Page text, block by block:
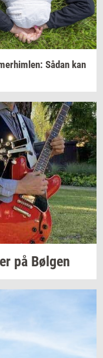
Sådan kan
på Bøl­gen